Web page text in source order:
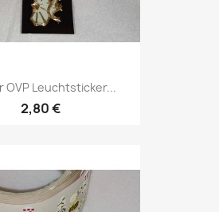
OVP Leuchtsticker...
2,80 €